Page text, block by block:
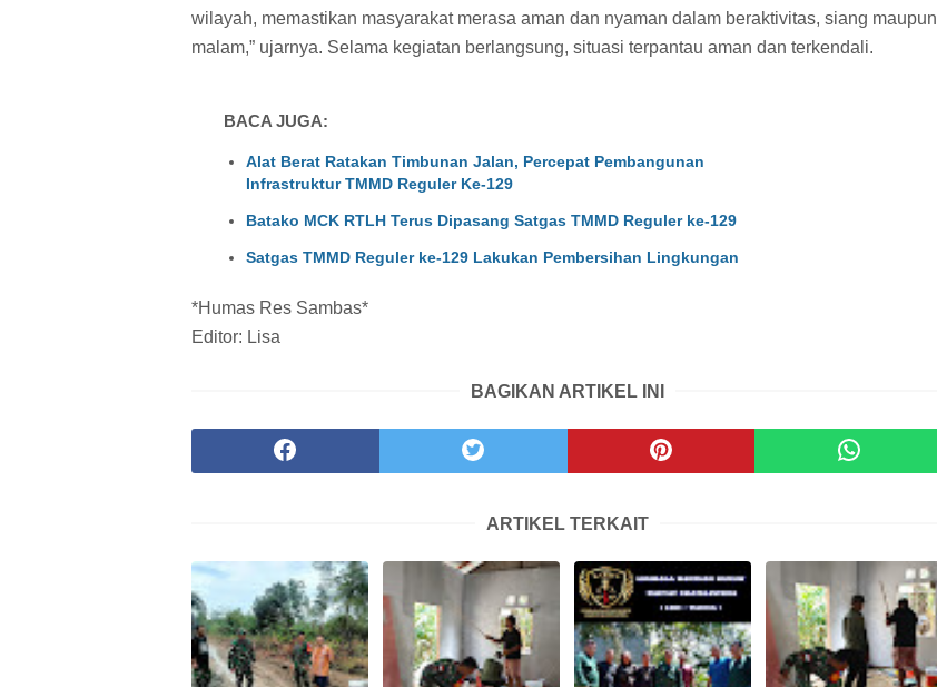
wilayah, memastikan masyarakat merasa aman dan nyaman dalam beraktivitas, siang maupun
malam,” ujarnya. Selama kegiatan berlangsung, situasi terpantau aman dan terkendali.
BACA JUGA:
Alat Berat Ratakan Timbunan Jalan, Percepat Pembangunan
Infrastruktur TMMD Reguler Ke-129
Batako MCK RTLH Terus Dipasang Satgas TMMD Reguler ke-129
Satgas TMMD Reguler ke-129 Lakukan Pembersihan Lingkungan
*Humas Res Sambas*
Editor: Lisa
BAGIKAN ARTIKEL INI
ARTIKEL TERKAIT